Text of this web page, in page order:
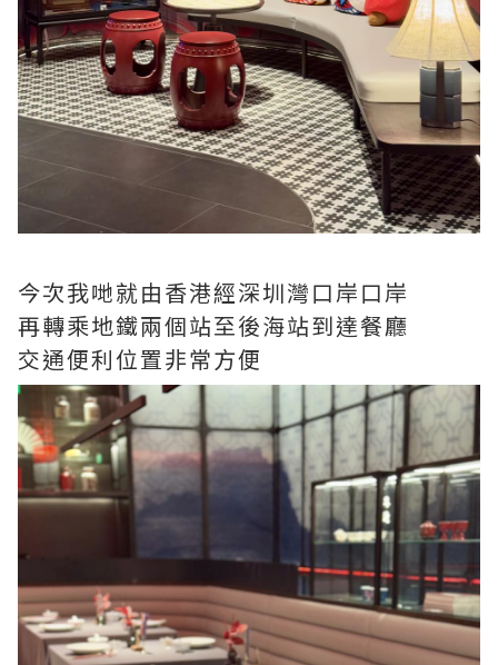
今次我哋就由香港經深圳灣口岸口岸
再轉乘地鐵兩個站至後海站到達餐廳
交通便利位置非常方便